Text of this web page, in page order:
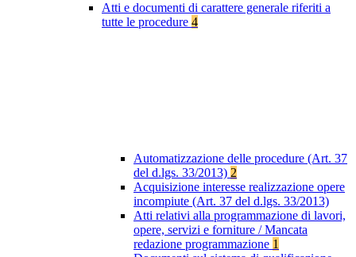
Atti e documenti di carattere generale riferiti a
tutte le procedure 4
Automatizzazione delle procedure (Art. 37
del d.lgs. 33/2013) 2
Acquisizione interesse realizzazione opere
incompiute (Art. 37 del d.lgs. 33/2013)
Atti relativi alla programmazione di lavori,
opere, servizi e forniture / Mancata
redazione programmazione 1